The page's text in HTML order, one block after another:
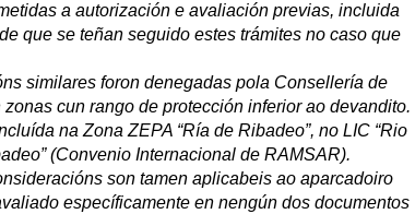
a autorización e avaliación previas, incluida
que se teñan seguido estes trámites no caso que
similares foron denegadas pola Consellería de
cun rango de protección inferior ao devandito.
na Zona ZEPA “Ría de Ribadeo”, no LIC “Rio
(Convenio Internacional de RAMSAR).
son tamen aplicabeis ao aparcadoiro
específicamente en nengún dos documentos